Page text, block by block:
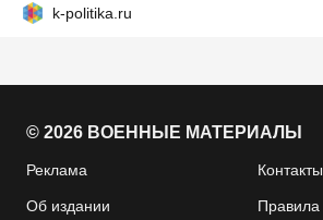
k-politika.ru
© 2026 ВОЕННЫЕ МАТЕРИАЛЫ
Реклама Контакты
Об издании Правила